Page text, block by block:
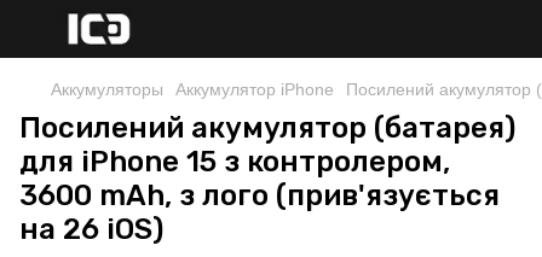
Аккумуляторы Аккумулятор iPhone Посилений акумулятор
Посилений акумулятор (батарея)
для iPhone 15 з контролером,
3600 mAh, з лого (прив'язується
на 26 iOS)